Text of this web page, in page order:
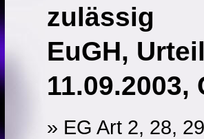
zulässig
EuGH,
11.09.2003,
» EG Art 2, 28,